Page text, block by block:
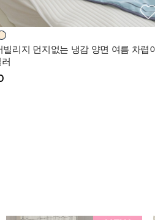
빌리지 먼지없는 냉감 양면 여름 차렵